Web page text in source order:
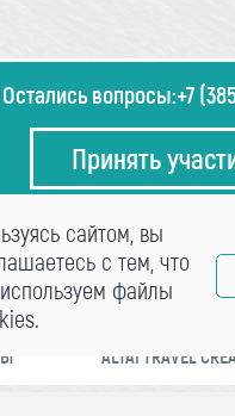
Остались вопросы:+7
Принять
ПРОГРАММА
НОВОСТИ
ALTAI TRAVEL
сайтом, вы
с тем, что
файлы